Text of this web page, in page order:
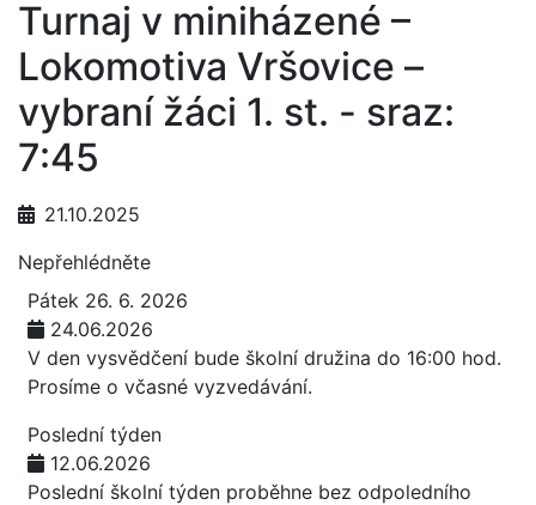
Turnaj v miniházené –
Lokomotiva Vršovice –
vybraní žáci 1. st. - sraz:
7:45
21.10.2025
Nepřehlédněte
Pátek 26. 6. 2026
24.06.2026
V den vysvědčení bude školní družina do 16:00 hod.
Prosíme o včasné vyzvedávání.
Poslední týden
12.06.2026
Poslední školní týden proběhne bez odpoledního